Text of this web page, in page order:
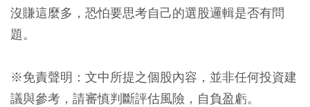
沒賺這麼多，恐怕要思考自己的選股邏輯是否有問
題。
※免責聲明：文中所提之個股內容，並非任何投資建
議與參考，請審慎判斷評估風險，自負盈虧。